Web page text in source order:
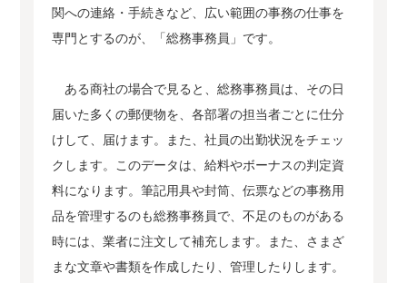
関への連絡・手続きなど、広い範囲の事務の仕事を
専門とするのが、「総務事務員」です。
ある商社の場合で見ると、総務事務員は、その日
届いた多くの郵便物を、各部署の担当者ごとに仕分
けして、届けます。また、社員の出勤状況をチェッ
クします。このデータは、給料やボーナスの判定資
料になります。筆記用具や封筒、伝票などの事務用
品を管理するのも総務事務員で、不足のものがある
時には、業者に注文して補充します。また、さまざ
まな文章や書類を作成したり、管理したりします。